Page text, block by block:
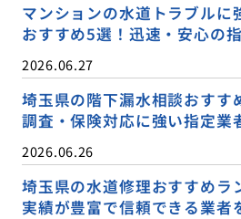
マンションの水道トラブルに
おすすめ5選！迅速・安心の
2026.06.27
埼玉県の階下漏水相談おすす
調査・保険対応に強い指定業
2026.06.26
埼玉県の水道修理おすすめラ
実績が豊富で信頼できる業者